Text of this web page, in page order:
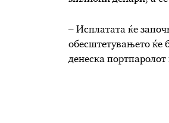
– Исплатата ќе
обесштетувањето ќе
денеска